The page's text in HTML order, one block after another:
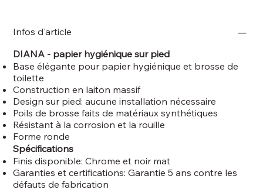
Infos d'article
DIANA - papier hygiénique sur pied
Base élégante pour papier hygiénique et brosse de
toilette
Construction en laiton massif
Design sur pied: aucune installation nécessaire
Poils de brosse faits de matériaux synthétiques
Résistant à la corrosion et la rouille
Forme ronde
Spécifications
Finis disponible: Chrome et noir mat
Garanties et certifications: Garantie 5 ans contre les
défauts de fabrication